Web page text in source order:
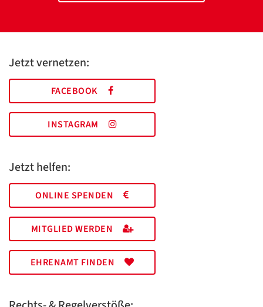
Jetzt vernetzen:
FACEBOOK
INSTAGRAM
Jetzt helfen:
ONLINE SPENDEN
MITGLIED WERDEN
EHRENAMT FINDEN